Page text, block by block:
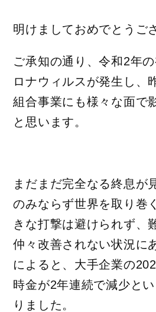
明けましておめでとうご
ご承知の通り、令和2年
ロナウィルスが発生し、
組合事業にも様々な面で
と思います。
まだまだ完全なる終息が
のみならず世界を取り巻
きな打撃は避けられず、
仲々改善されない状況に
によると、大手企業の
時金が2年連続で減少と
りました。